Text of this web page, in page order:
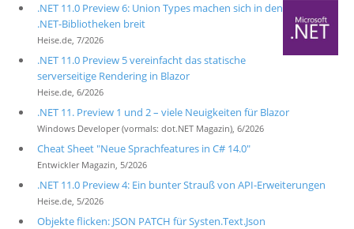
.NET 11.0 Preview 6: Union Types machen sich in den
.NET-Bibliotheken breit
Heise.de, 7/2026
.NET 11.0 Preview 5 vereinfacht das statische
serverseitige Rendering in Blazor
Heise.de, 6/2026
.NET 11. Preview 1 und 2 – viele Neuigkeiten für Blazor
Windows Developer (vormals: dot.NET Magazin), 6/2026
Cheat Sheet "Neue Sprachfeatures in C# 14.0"
Entwickler Magazin, 5/2026
.NET 11.0 Preview 4: Ein bunter Strauß von API-Erweiterungen
Heise.de, 5/2026
Objekte flicken: JSON PATCH für Systen.Text.Json